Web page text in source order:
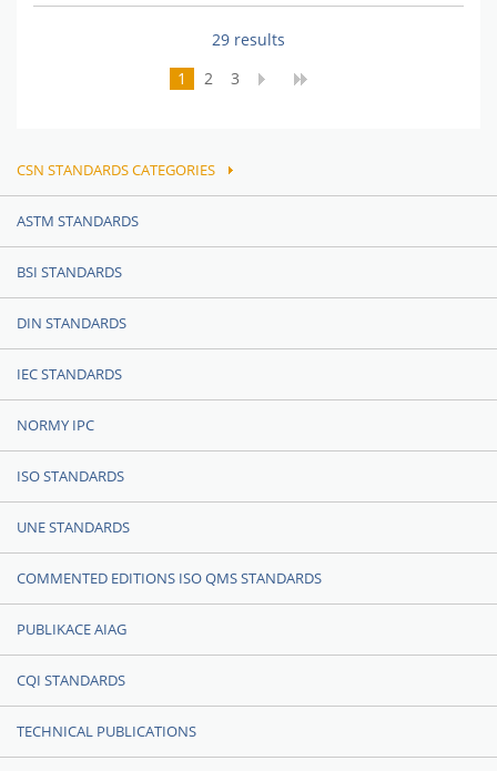
29 results
1
2 3
CSN STANDARDS CATEGORIES
ASTM STANDARDS
BSI STANDARDS
DIN STANDARDS
IEC STANDARDS
NORMY IPC
ISO STANDARDS
UNE STANDARDS
COMMENTED EDITIONS ISO QMS STANDARDS
PUBLIKACE AIAG
CQI STANDARDS
TECHNICAL PUBLICATIONS